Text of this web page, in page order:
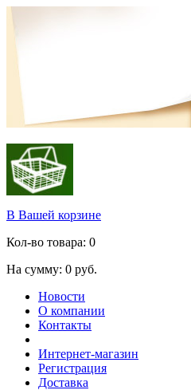
В Вашей корзине
Кол-во товара: 0
На сумму: 0 руб.
Новости
О компании
Контакты
Интернет-магазин
Регистрация
Доставка